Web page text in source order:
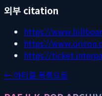
외부 citation
https://
https://
https://
← 아티클 목록으로